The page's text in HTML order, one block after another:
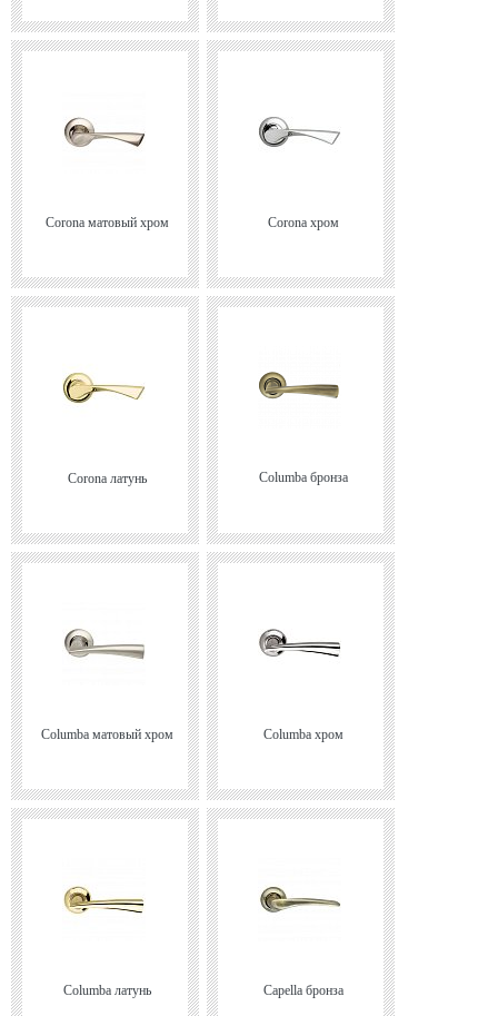
Corona матовый хром Corona хром
Corona латунь Columba бронза
Columba матовый хром Columba хром
Columba латунь Capella бронза